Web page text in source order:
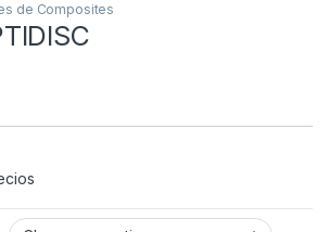
de Composites